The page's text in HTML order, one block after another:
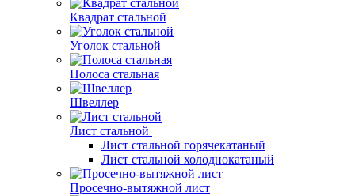
Квадрат стальной
Уголок стальной
Полоса стальная
Швеллер
Лист стальной
Лист стальной горячекатаный
Лист стальной холоднокатаный
Просечно-вытяжной лист